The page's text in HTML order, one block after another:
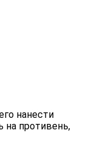
нанести
противень,